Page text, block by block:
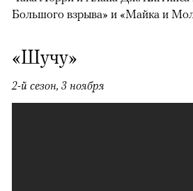
Большого взрыва» и «Майка и
«Шучу»
2-й сезон, 3 ноября